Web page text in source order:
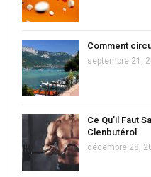
Comment
septembre 21,
Ce Qu’il Faut
Clenbutérol
décembre 28,